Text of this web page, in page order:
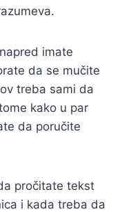
imate
da se mučite
treba sami da
kako u par
da poručite
pročitate tekst
i kada treba da